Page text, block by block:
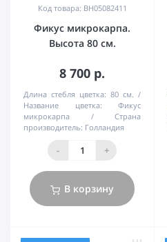
Код товара: BH05082411
Фикус микрокарпа.
Высота 80 см.
8 700 р.
Длина стебля цветка: 80 см.
Название цветка:
Фикус
микрокарпа
Страна
производитель: Голландия
- +
В корзину